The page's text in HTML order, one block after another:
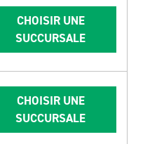
CHOISIR UNE
SUCCURSALE
CHOISIR UNE
SUCCURSALE